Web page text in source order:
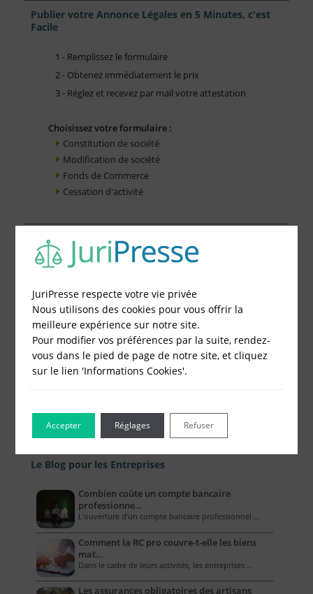
Publier votre Annonce Légales en 5 Minutes, c'est
Facile
1 - Remplissez le formulaire
2 - Obtenez immédiatement le prix
3 - Réglez et recevez par mail votre attestation
Choisissez votre formulaire :
Constitution de société
Modification de société
Fonds de Commerce
Cessation d'activité
Le Blog pour les Entreprises
Combien coûte un compte bancaire
professionne…
L’ouverture d’un compte bancaire professionnel …
Comment la RC pro couvre-t-elle les biens
mat…
Dans le cadre de leurs activités, les entreprises …
Les assurances obligatoires des artisans
JuriPresse respecte votre vie privée
Nous utilisons des cookies pour vous offrir la
meilleure expérience sur notre site.
Pour modifier vos préférences par la suite, rendez-
vous dans le pied de page de notre site, et cliquez
sur le lien 'Informations Cookies'.
Accepter Refuser
Réglages